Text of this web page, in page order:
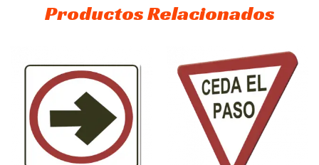
Productos Relacionados